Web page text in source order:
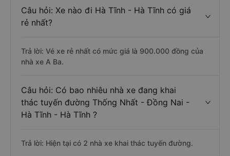
Câu hỏi: Xe nào đi Hà Tĩnh - Hà Tĩnh có giá
rẻ nhất?
Trả lời: Vé xe rẻ nhất có mức giá là 900.000 đồng của
nhà xe A Ba.
Câu hỏi: Có bao nhiêu nhà xe đang khai
thác tuyến đường Thống Nhất - Đồng Nai -
Hà Tĩnh - Hà Tĩnh ?
Trả lời: Hiện tại có 2 nhà xe khai thác tuyến đường.